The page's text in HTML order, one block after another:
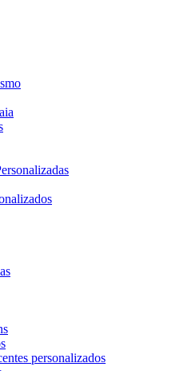
personalizados